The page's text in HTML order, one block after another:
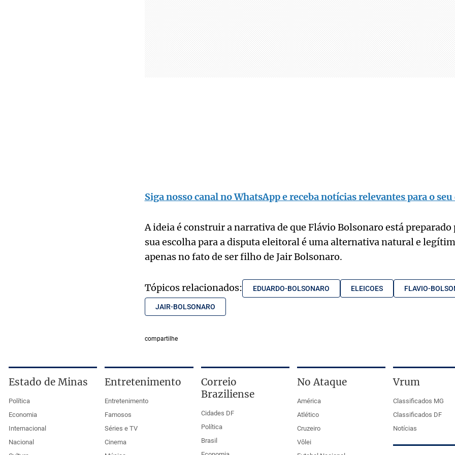
Siga nosso canal no WhatsApp e receba notícias relevantes para o seu
A ideia é construir a narrativa de que Flávio Bolsonaro está preparado
sua escolha para a disputa eleitoral é uma alternativa natural e
apenas no fato de ser filho de Jair Bolsonaro.
Tópicos relacionados: EDUARDO-BOLSONARO ELEICOES FLAVIO-
JAIR-BOLSONARO
compartilhe
Estado de Minas
Política
Economia
Internacional
Nacional
Entretenimento
Entretenimento
Famosos
Séries e TV
Cinema
Correio
Braziliense
Cidades DF
Política
Brasil
No Ataque
América
Atlético
Cruzeiro
Vôlei
Vrum
Classificados MG
Classificados DF
Notícias